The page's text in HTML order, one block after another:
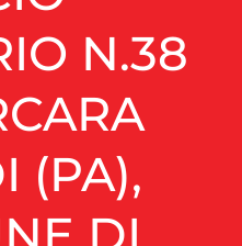
N.38
(PA),
DI